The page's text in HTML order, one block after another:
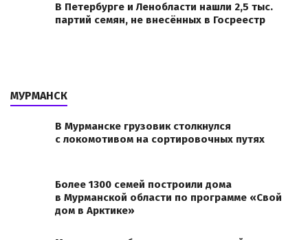
В Петербурге и Ленобласти нашли 2,5 тыс.
партий семян, не внесённых в Госреестр
МУРМАНСК
В Мурманске грузовик столкнулся
с локомотивом на сортировочных путях
Более 1300 семей построили дома
в Мурманской области по программе «Свой
дом в Арктике»